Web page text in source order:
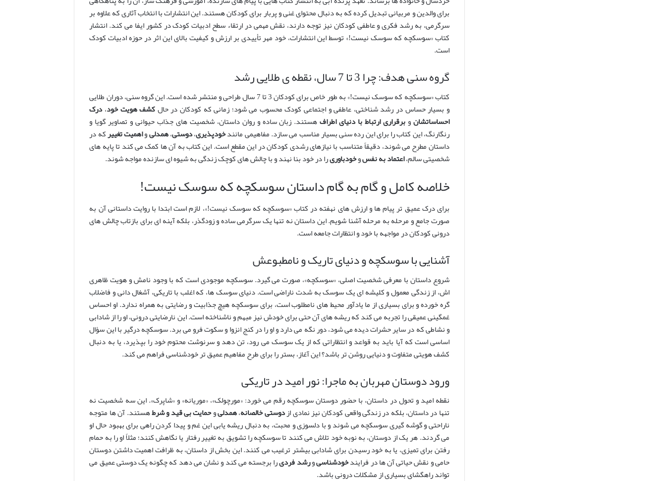
برای والدین و مربیانی تبدیل کرده که به دنبال محتوای غنی و پربار برای کودکان هستند. این انتشارات با انتخاب آثاری که علاوه بر
سرگرمی، به رشد فکری و عاطفی کودکان نیز توجه دارند، نقش مهمی در ارتقاء سطح ادبیات کودک در کشور ایفا می کند. انتشار
کتاب «سوسکچه که سوسک نیست!» توسط این انتشارات، خود مهر تأییدی بر ارزش و کیفیت بالای این اثر در حوزه ادبیات کودک
است.
گروه سنی هدف: چرا 3 تا 7 سال، نقطه ی طلایی رشد
کتاب «سوسکچه که سوسک نیست!» به طور خاص برای کودکان 3 تا 7 سال طراحی و منتشر شده است. این گروه سنی، دوران طلایی
و بسیار حساس در رشد شناختی، عاطفی و اجتماعی کودک محسوب می شود؛ زمانی که کودکان در حالکشف هویت خود،درک
احساساتشانوبرقراری ارتباط با دنیای اطرافهستند. زبان ساده و روان داستان، شخصیت های جذاب حیوانی و تصاویر گویا و
رنگارنگ، این کتاب را برای این رده سنی بسیار مناسب می سازد. مفاهیمی مانندخودپذیری،دوستی،همدلیواهمیت تغییرکه در
داستان مطرح می شوند، دقیقاً متناسب با نیازهای رشدی کودکان در این مقطع است. این کتاب به آن ها کمک می کند تا پایه های
شخصیتی سالم،اعتماد به نفسوخودباوریرا در خود بنا نهند و با چالش های کوچک زندگی به شیوه ای سازنده مواجه شوند.
خلاصه کامل و گام به گام داستان سوسکچه که سوسک نیست!
برای درک عمیق تر پیام ها و ارزش های نهفته در کتاب «سوسکچه که سوسک نیست!»، لازم است ابتدا با روایت داستانی آن به
صورت جامع و مرحله به مرحله آشنا شویم. این داستان نه تنها یک سرگرمی ساده و زودگذر، بلکه آینه ای برای بازتاب چالش های
درونی کودکان در مواجهه با خود و انتظارات جامعه است.
آشنایی با سوسکچه و دنیای تاریک و نامطبوعش
شروع داستان با معرفی شخصیت اصلی، «سوسکچه»، صورت می گیرد. سوسکچه موجودی است که با وجود نامش و هویت ظاهری
اش، از زندگی معمول و کلیشه ای یک سوسک به شدت ناراضی است. دنیای سوسک ها، که اغلب با تاریکی، آشغال دانی و فاضلاب
گره خورده و برای بسیاری از ما یادآور محیط های نامطلوب است، برای سوسکچه هیچ جذابیت و رضایتی به همراه ندارد. او احساس
غمگینی عمیقی را تجربه می کند که ریشه های آن حتی برای خودش نیز مبهم و ناشناخته است. این نارضایتی درونی، او را از شادابی
و نشاطی که در سایر حشرات دیده می شود، دور نگه می دارد و او را در کنج انزوا و سکوت فرو می برد. سوسکچه درگیر با این سؤال
اساسی است که آیا باید به قواعد و انتظاراتی که از یک سوسک می رود، تن دهد و سرنوشت محتوم خود را بپذیرد، یا به دنبال
کشف هویتی متفاوت و دنیایی روشن تر باشد؟ این آغاز، بستر را برای طرح مفاهیم عمیق تر خودشناسی فراهم می کند.
ورود دوستان مهربان به ماجرا: نور امید در تاریکی
نقطه امید و تحول در داستان، با حضور دوستان سوسکچه رقم می خورد: «مورچولک»، «موریانه» و «شاپرک». این سه شخصیت نه
تنها در داستان، بلکه در زندگی واقعی کودکان نیز نمادی ازدوستی خالصانه،همدلیوحمایت بی قید و شرطهستند. آن ها متوجه
ناراحتی و گوشه گیری سوسکچه می شوند و با دلسوزی و محبت، به دنبال ریشه یابی این غم و پیدا کردن راهی برای بهبود حال او
می گردند. هر یک از دوستان، به نوبه خود تلاش می کنند تا سوسکچه را تشویق به تغییر رفتار یا نگاهش کنند؛ مثلاً او را به حمام
رفتن برای تمیزی، یا به خود رسیدن برای شادابی بیشتر ترغیب می کنند. این بخش از داستان، به ظرافت اهمیت داشتن دوستان
حامی و نقش حیاتی آن ها در فرایندخودشناسیورشد فردیرا برجسته می کند و نشان می دهد که چگونه یک دوستی عمیق می
تواند راهگشای بسیاری از مشکلات درونی باشد.